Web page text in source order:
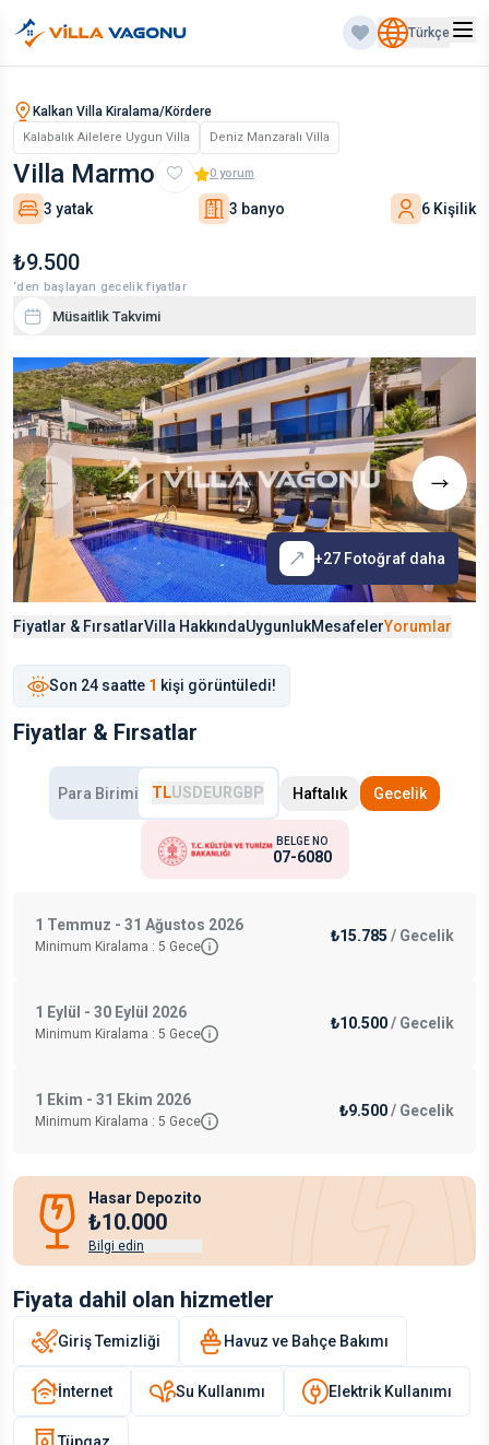
Türkçe
Kalkan Villa Kiralama/Kördere
Kalabalık Ailelere Uygun Villa Deniz Manzaralı Villa
Villa Marmo 0 yorum
3 yatak 3 banyo 6 Kişilik
₺9.500
‘den başlayan gecelik fiyatlar
Müsaitlik Takvimi
+27 Fotoğraf daha
Fiyatlar & FırsatlarVilla HakkındaUygunlukMesafelerYorumlar
Son 24 saatte 1 kişi görüntüledi!
Fiyatlar & Fırsatlar
Para Birimi TLUSD EURGBP Haftalık Gecelik
BELGE NO
07-6080
1 Temmuz - 31 Ağustos 2026
Minimum Kiralama : 5 Gece
₺15.785 / Gecelik
1 Eylül - 30 Eylül 2026
Minimum Kiralama : 5 Gece
₺10.500/ Gecelik
1 Ekim - 31 Ekim 2026
Minimum Kiralama : 5 Gece
₺9.500/ Gecelik
Hasar Depozito
₺10.000
Bilgi edin
Fiyata dahil olan hizmetler
Giriş Temizliği Havuz ve Bahçe Bakımı
İnternet Su Kullanımı Elektrik Kullanımı